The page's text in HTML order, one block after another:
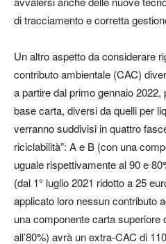
di tracciamento e corretta
Un altro aspetto da considerare
contributo ambientale (CAC)
a partire dal primo gennaio
base carta, diversi da quelli per
verranno suddivisi in quattro
riciclabilità”: A e B (con una
uguale rispettivamente al 90 e
(dal 1° luglio 2021 ridotto a 25
applicato loro nessun contributo
una componente carta superiore
all’80%) avrà un extra-CAC di